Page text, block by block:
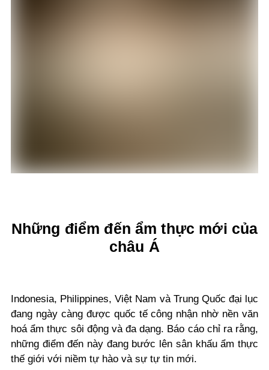
Những điểm đến ẩm thực mới của
châu Á
Indonesia, Philippines, Việt Nam và Trung Quốc đại lục
đang ngày càng được quốc tế công nhận nhờ nền văn
hoá ẩm thực sôi động và đa dạng. Báo cáo chỉ ra rằng,
những điểm đến này đang bước lên sân khấu ẩm thực
thế giới với niềm tự hào và sự tự tin mới.